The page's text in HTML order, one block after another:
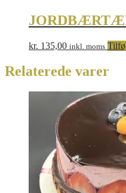
kr. 135,00 inkl. moms
Relaterede varer